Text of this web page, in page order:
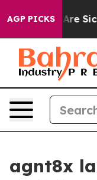
AGP PICKSAre Sick
agnt8x